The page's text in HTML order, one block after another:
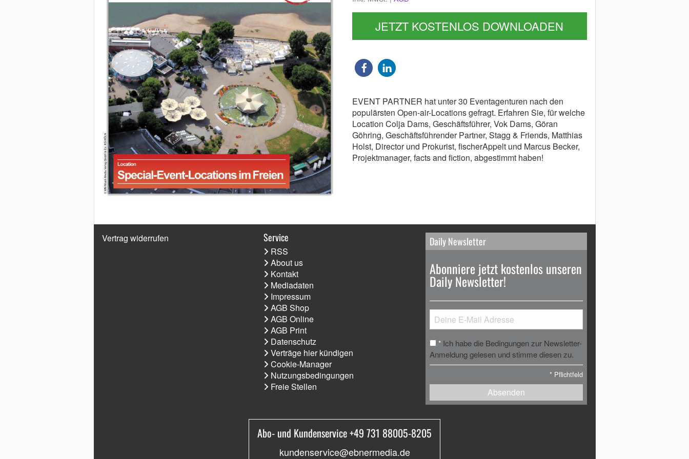
JETZT KOSTENLOS DOWNLOADEN
EVENT PARTNER hat unter 30 Eventagenturen nach den
populärsten Open-air-Locations gefragt. Erfahren Sie, für welche
Location Colja Dams, Geschäftsführer, Vok Dams, Göran
Göhring, Geschäftsführender Partner, Stagg & Friends, Matthias
Holst, Director und Prokurist, fischerAppelt und Marcus Becker,
Projektmanager, facts and fiction, abgestimmt haben!
Vertrag widerrufen Service
RSS
About us
Kontakt
Mediadaten
Impressum
AGB Shop
AGB Online
AGB Print
Datenschutz
Verträge hier kündigen
Cookie-Manager
Nutzungsbedingungen
Freie Stellen
Daily Newsletter
Abonniere jetzt kostenlos unseren
Daily Newsletter!
* Ich habe die Bedingungen zur Newsletter-
Anmeldung gelesen und stimme diesen zu.
* Pflichtfeld
Absenden
Abo- und Kundenservice +49 731 88005-8205
kundenservice@ebnermedia.de